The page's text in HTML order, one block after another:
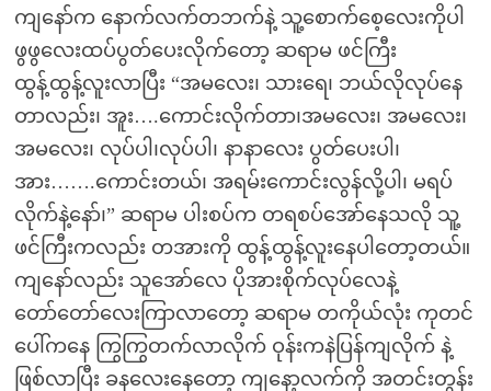
ကျနော်က နောက်လက်တဘက်နဲ့ သူ့စောက်စေ့လေးကိုပါ
ဖွဖွလေးထပ်ပွတ်ပေးလိုက်တော့ ဆရာမ ဖင်ကြီး
ထွန့်ထွန့်လူးလာပြီး “အမလေး၊ သားရေ၊ ဘယ်လိုလုပ်နေ
တာလည်း၊ အူး….ကောင်းလိုက်တာ၊အမလေး၊ အမလေး၊
အမလေး၊ လုပ်ပါ၊လုပ်ပါ၊ နာနာလေး ပွတ်ပေးပါ၊
အား…….ကောင်းတယ်၊ အရမ်းကောင်းလွန်လို့ပါ၊ မရပ်
လိုက်နဲ့နော်၊” ဆရာမ ပါးစပ်က တရစပ်အော်နေသလို သူ့
ဖင်ကြီးကလည်း တအားကို ထွန့်ထွန့်လူးနေပါတော့တယ်။
ကျနော်လည်း သူအော်လေ ပိုအားစိုက်လုပ်လေနဲ့
တော်တော်လေးကြာလာတော့ ဆရာမ တကိုယ်လုံး ကုတင်
ပေါ်ကနေ ကြွကြွတက်လာလိုက် ဝုန်းကနဲပြန်ကျလိုက် နဲ့
ဖြစ်လာပြီး ခနလေးနေတော့ ကျနော့လက်ကို အတင်းတွန်း